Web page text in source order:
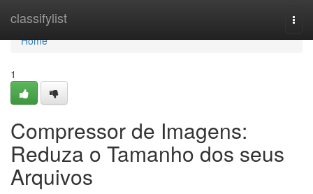
classifylist
Home
Home
1
Compressor de Imagens:
Reduza o Tamanho dos seus
Arquivos